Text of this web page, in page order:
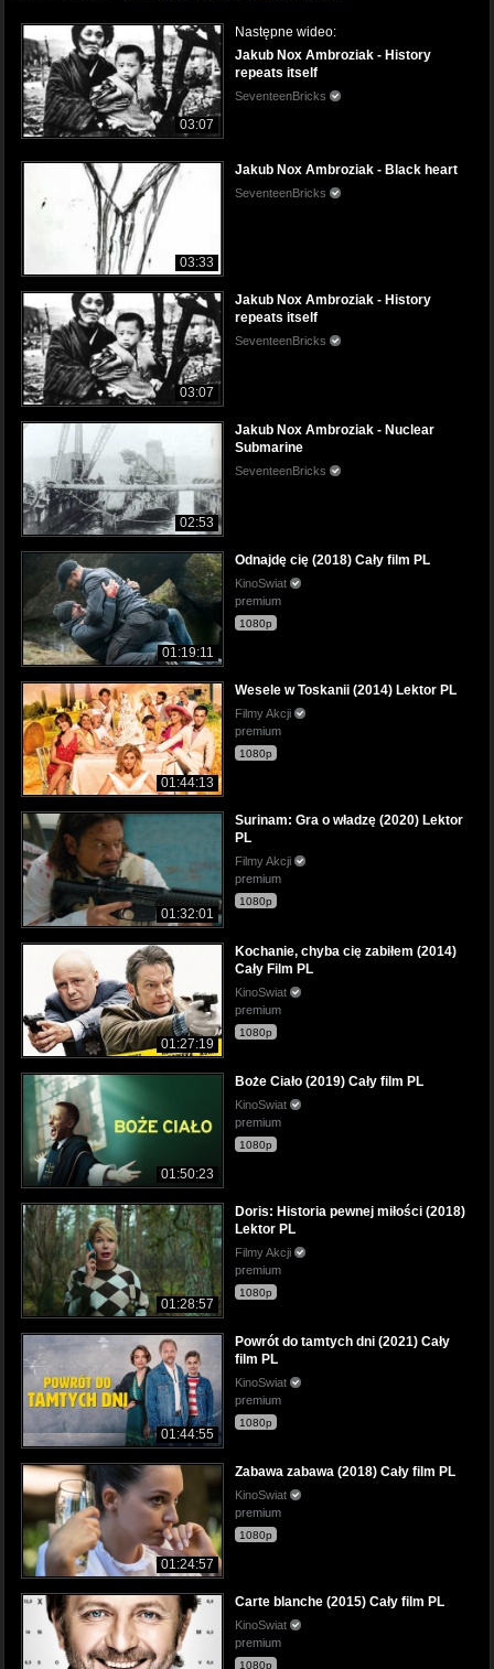
03:07
Następne wideo:
Jakub Nox Ambroziak - History
repeats itself
SeventeenBricks
03:33
Jakub Nox Ambroziak - Black heart
SeventeenBricks
03:07
Jakub Nox Ambroziak - History
repeats itself
SeventeenBricks
02:53
Jakub Nox Ambroziak - Nuclear
Submarine
SeventeenBricks
01:19:11
Odnajdę cię (2018) Cały film PL
KinoSwiat
premium
1080p
01:44:13
Wesele w Toskanii (2014) Lektor PL
Filmy Akcji
premium
1080p
01:32:01
Surinam: Gra o władzę (2020) Lektor
PL
Filmy Akcji
premium
1080p
01:27:19
Kochanie, chyba cię zabiłem (2014)
Cały Film PL
KinoSwiat
premium
1080p
01:50:23
Boże Ciało (2019) Cały film PL
KinoSwiat
premium
1080p
01:28:57
Doris: Historia pewnej miłości (2018)
Lektor PL
Filmy Akcji
premium
1080p
01:44:55
Powrót do tamtych dni (2021) Cały
film PL
KinoSwiat
premium
1080p
01:24:57
Zabawa zabawa (2018) Cały film PL
KinoSwiat
premium
1080p
Carte blanche (2015) Cały film PL
KinoSwiat
premium
1080p